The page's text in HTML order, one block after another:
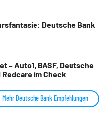
Deutsche Bank
– Auto1, BASF, Deutsche
im Check
Mehr Deutsche Bank Empfehlungen